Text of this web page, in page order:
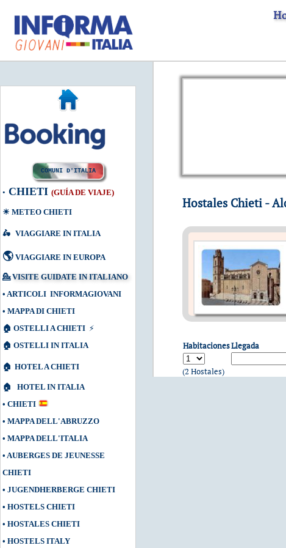
COMUNI D'ITALIA
• CHIETI (GUÍA DE VIAJE)
☀ METEO CHIETI
🛵 VIAGGIARE IN ITALIA
🌎 VIAGGIARE IN EUROPA
💁 VISITE GUIDATE IN ITALIANO
• ARTICOLI INFORMAGIOVANI
• MAPPA DI CHIETI
🏠 OSTELLI A CHIETI ⚡
🏠 OSTELLI IN ITALIA
🏠 HOTEL A CHIETI
🏠
HOTEL IN ITALIA
• CHIETI
• MAPPA DELL'ABRUZZO
• MAPPA DELL'ITALIA
• AUBERGES DE JEUNESSE
CHIETI
• JUGENDHERBERGE CHIETI
• HOSTELS CHIETI
• HOSTALES CHIETI
• HOSTELS ITALY
Hostales Chieti -
HabitacionesLlegada
(2 Hostales)